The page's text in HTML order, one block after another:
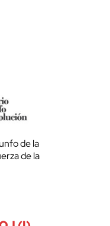
de la
de la